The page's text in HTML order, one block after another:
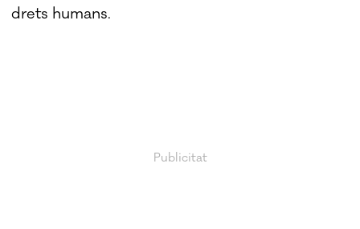
drets humans.